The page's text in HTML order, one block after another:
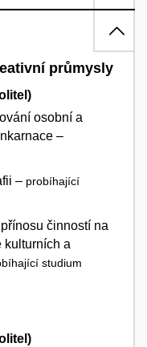
průmysly
osobní a
–
– probíhající
činností na
kulturních a
studium